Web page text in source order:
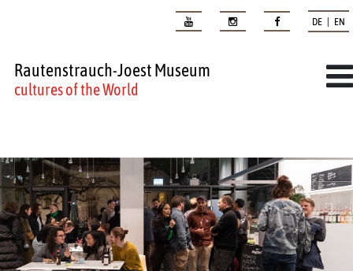
DE | EN
Rautenstrauch-Joest Museum
cultures of the World